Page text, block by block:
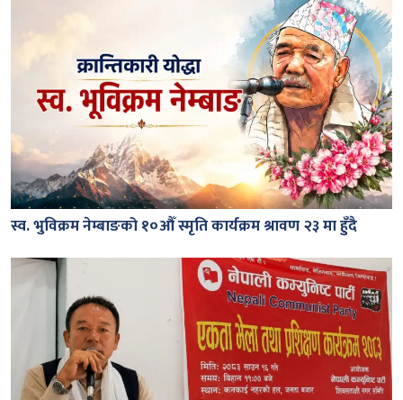
स्व. भुविक्रम नेम्बाङको १०औँ स्मृति कार्यक्रम श्रावण २३ मा हुँदै